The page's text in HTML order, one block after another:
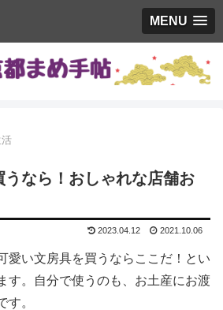
MENU
うなら！おしゃれな店舗お
2023.04.12 2021.10.06
愛い文房具を買うならここだ！とい
す。自分で使うのも、お土産にお渡
す。